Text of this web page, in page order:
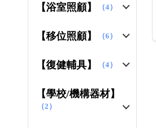
【浴室照顧】 （4）
【移位照顧】 （6）
【復健輔具】 （4）
【學校/機構器材】
（2）